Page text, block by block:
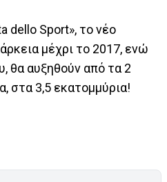
dello Sport», το νέο
μέχρι το 2017, ενώ
θα αυξηθούν από τα 2
στα 3,5 εκατομμύρια!